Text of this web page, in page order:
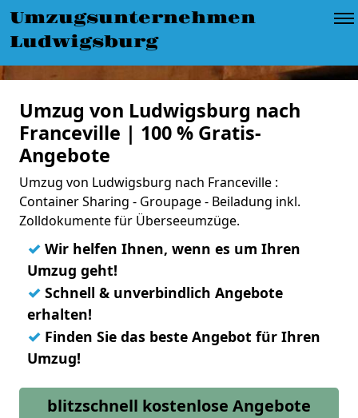
Umzugsunternehmen
Ludwigsburg
Umzug von Ludwigsburg nach
Franceville | 100 % Gratis-
Angebote
Umzug von Ludwigsburg nach Franceville :
Container Sharing - Groupage - Beiladung inkl.
Zolldokumente für Überseeumzüge.
✓ Wir helfen Ihnen, wenn es um Ihren
Umzug geht!
✓ Schnell & unverbindlich Angebote
erhalten!
✓ Finden Sie das beste Angebot für Ihren
Umzug!
blitzschnell kostenlose Angebote